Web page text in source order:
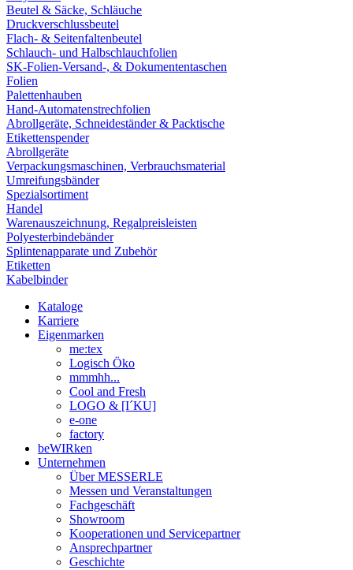
Beutel & Säcke, Schläuche
Druckverschlussbeutel
Flach- & Seitenfaltenbeutel
Schlauch- und Halbschlauchfolien
SK-Folien-Versand-, & Dokumententaschen
Folien
Palettenhauben
Hand-Automatenstrechfolien
Abrollgeräte, Schneideständer & Packtische
Etikettenspender
Abrollgeräte
Verpackungsmaschinen, Verbrauchsmaterial
Umreifungsbänder
Spezialsortiment
Handel
Warenauszeichnung, Regalpreisleisten
Polyesterbindebänder
Splintenapparate und Zubehör
Etiketten
Kabelbinder
Kataloge
Karriere
Eigenmarken
me:tex
Logisch Öko
mmmhh...
Cool and Fresh
LOGO & [I´KU]
e-one
factory
beWIRken
Unternehmen
Über MESSERLE
Messen und Veranstaltungen
Fachgeschäft
Showroom
Kooperationen und Servicepartner
Ansprechpartner
Geschichte